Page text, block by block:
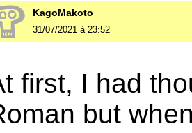
KagoMakoto
31/07/2021 à 23:52
first, I had
but